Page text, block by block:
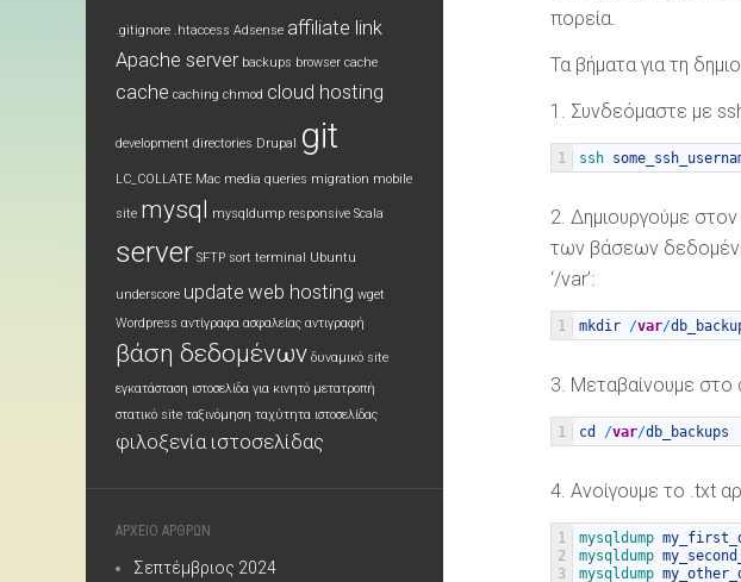
.gitignore .htaccess Adsense affiliate link
Apache server backups browser cache
cache caching chmod cloud hosting
development directories Drupal git
LC_COLLATE Mac media queries migration mobile
site mysql mysqldump responsive Scala
server SFTP sort terminal Ubuntu
underscore update web hosting wget
Wordpress αντίγραφα ασφαλείας αντιγραφή
βάση δεδομένων δυναμικό site
εγκατάσταση ιστοσελίδα για κινητό μετατροπή
στατικό site ταξινόμηση ταχύτητα ιστοσελίδας
φιλοξενία ιστοσελίδας
ΑΡΧΕΙΟ ΑΡΘΡΩΝ
Σεπτέμβριος 2024
πορεία.
Τα βήματα για τη
1. Συνδεόμαστε με
1 ssh
2. Δημιουργούμε
των βάσεων
‘/var’:
1 mkdir /var/
3. Μεταβαίνουμε στο
1 cd /var/db_backups
4. Ανοίγουμε το .txt
1
2
3
mysqldump
mysqldump
mysqldump